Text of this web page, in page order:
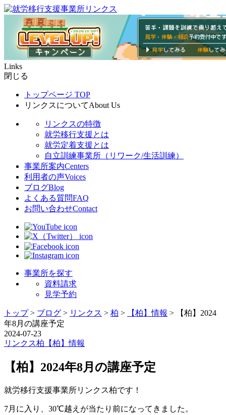
Links
閉じる
トップページ TOP
リンクスについてAbout Us
リンクスの特徴
就労移行支援とは
就労定着支援とは
自立訓練事業所（リワーク/生活訓練）
事業所案内Centers
利用者の声Voices
ブログBlog
よくある質問FAQ
お問い合わせContact
事業所を探す
資料請求
見学予約
トップ> ブログ > リンクス > 柏 > 【柏】情報 >
【柏】2024
年8月の講座予定
2024-07-23
リンクス柏 【柏】情報
【柏】2024年8月の講座予定
就労移行支援事業所リンクス柏です！
7月に入り、30℃越えが当たり前になってきました。